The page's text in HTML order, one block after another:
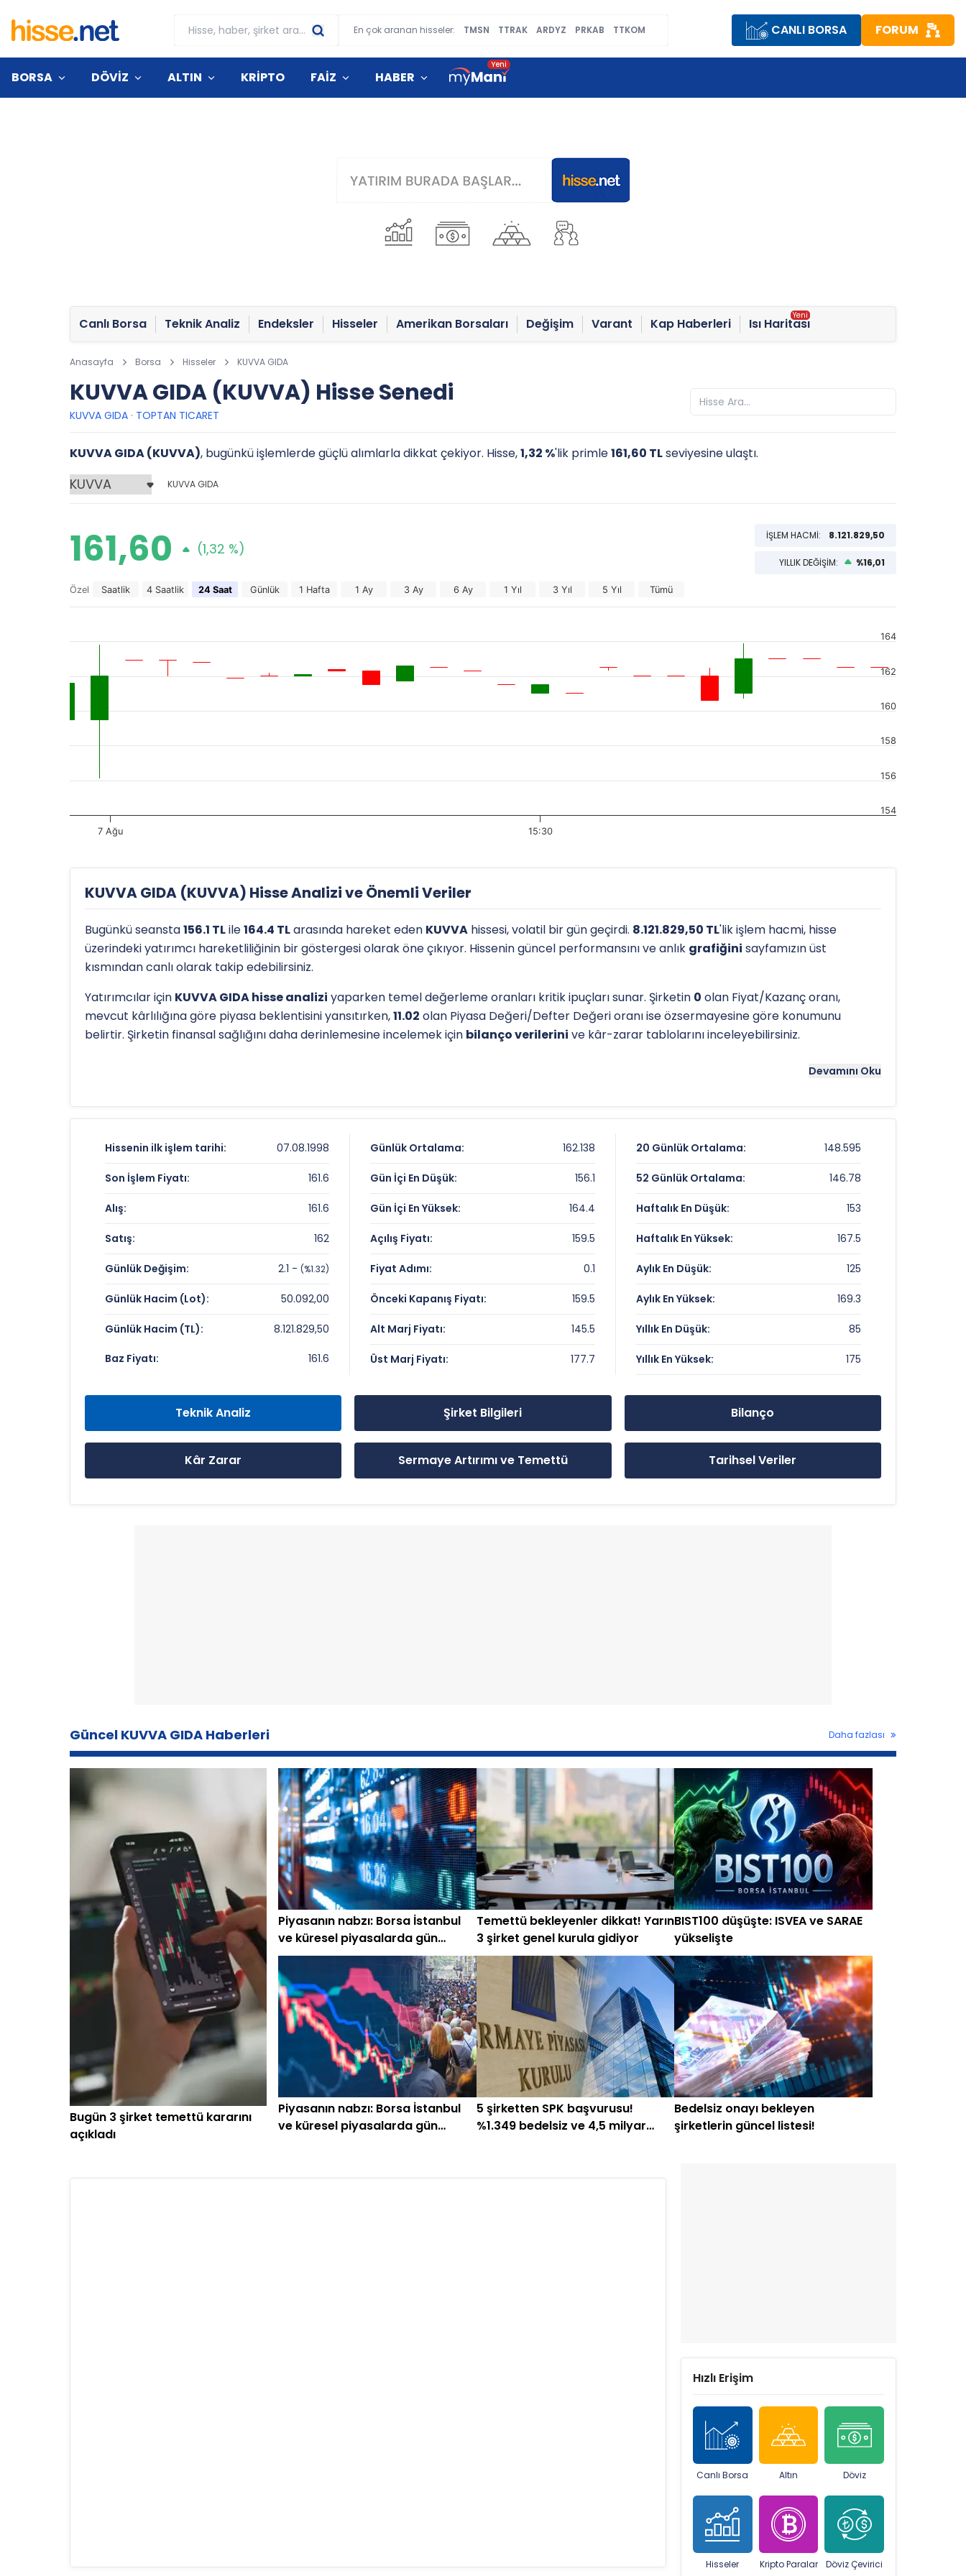
En çok aranan hisseler: TMSN TTRAK ARDYZ PRKAB TTKOM CANLI BORSA FORUM
BORSA DÖVİZ ALTIN KRİPTO FAİZ HABER
Canlı Borsa Teknik Analiz Endeksler Hisseler Amerikan Borsaları Değişim Varant Kap Haberleri Isı Haritası
Anasayfa Borsa Hisseler KUVVA GIDA
KUVVA GIDA (KUVVA) Hisse Senedi
KUVVA GIDA · TOPTAN TICARET
KUVVA GIDA (KUVVA), bugünkü işlemlerde güçlü alımlarla dikkat çekiyor. Hisse,1,32 %'lik primle161,60 TLseviyesine ulaştı.
KUVVA GIDA
161,60 (1,32 %)
İŞLEM HACMİ: 8.121.829,50
YILLIK DEĞİŞİM: %16,01
Özel Saatlik 4 Saatlik 24 Saat Günlük 1 Hafta 1 Ay 3 Ay 6 Ay 1 Yıl 3 Yıl 5 Yıl Tümü
7 Ağu 15:30
154
156
158
160
162
164
KUVVA GIDA (KUVVA) Hisse Analizi ve Önemli Veriler
Bugünkü seansta156.1 TLile164.4 TLarasında hareket eden KUVVA hissesi, volatil bir gün geçirdi. 8.121.829,50 TL'lik işlem hacmi, hisse
üzerindeki yatırımcı hareketliliğinin bir göstergesi olarak öne çıkıyor. Hissenin güncel performansını ve anlık grafiğini sayfamızın üst
kısmından canlı olarak takip edebilirsiniz.
Yatırımcılar için KUVVA GIDA hisse analizi yaparken temel değerleme oranları kritik ipuçları sunar. Şirketin 0 olan Fiyat/Kazanç oranı,
mevcut kârlılığına göre piyasa beklentisini yansıtırken,11.02 olan Piyasa Değeri/Defter Değeri oranı ise özsermayesine göre konumunu
belirtir. Şirketin finansal sağlığını daha derinlemesine incelemek için bilanço verilerini ve kâr-zarar tablolarını inceleyebilirsiniz.
göstergeleri önemli bir araçtır. Hissenin175
detaylı indikatör analizlerineteknik analiz sayfamızdanulaşabilirsiniz.
Anlık Fiyat:
161,60 TL
Günlük Değişim:
1,32%
Yıllık Getiri:
KUVVA GIDA Değerleme Çarpanları
Fiyat/Kazanç (F/K):
Veri Yok
Piyasa Değeri/Defter Değeri (PD/DD):
11.02
164.4 TL
Son 1 Yılın Dibi:
85 TL
Devamını Oku
Hissenin ilk işlem tarihi: 07.08.1998
Son İşlem Fiyatı: 161.6
Alış: 161.6
Satış: 162
Günlük Değişim: 2.1 -(%1.32)
Günlük Hacim (Lot): 50.092,00
Günlük Hacim (TL): 8.121.829,50
Baz Fiyatı: 161.6
Günlük Ortalama: 162.138
Gün İçi En Düşük: 156.1
Gün İçi En Yüksek: 164.4
Açılış Fiyatı: 159.5
Fiyat Adımı: 0.1
Önceki Kapanış Fiyatı: 159.5
Alt Marj Fiyatı: 145.5
Üst Marj Fiyatı: 177.7
20 Günlük Ortalama: 148.595
52 Günlük Ortalama: 146.78
Haftalık En Düşük: 153
Haftalık En Yüksek: 167.5
Aylık En Düşük: 125
Aylık En Yüksek: 169.3
Yıllık En Düşük: 85
Yıllık En Yüksek: 175
Teknik Analiz Şirket Bilgileri Bilanço
Kâr Zarar Sermaye Artırımı ve Temettü Tarihsel Veriler
Güncel KUVVA GIDA Haberleri Daha fazlası
Bugün 3 şirket temettü kararını
açıkladı
Piyasanın nabzı: Borsa İstanbul
ve küresel piyasalarda gün
başlarken (27 Temmuz)
Temettü bekleyenler dikkat! Yarın
3 şirket genel kurula gidiyor
BIST100 düşüşte: ISVEA ve SARAE
yükselişte
Piyasanın nabzı: Borsa İstanbul
ve küresel piyasalarda gün
5 şirketten SPK başvurusu!
%1.349 bedelsiz ve 4,5 milyar
Bedelsiz onayı bekleyen
şirketlerin güncel listesi!
Hızlı Erişim
Canlı Borsa Altın Döviz
Hisseler Kripto Paralar Döviz Çevirici